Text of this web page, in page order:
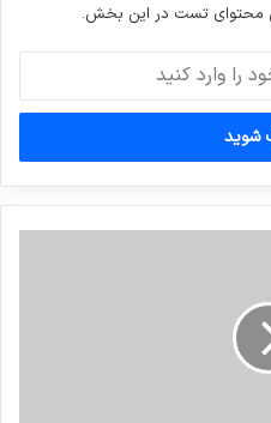
محتوای تست در این بخش.